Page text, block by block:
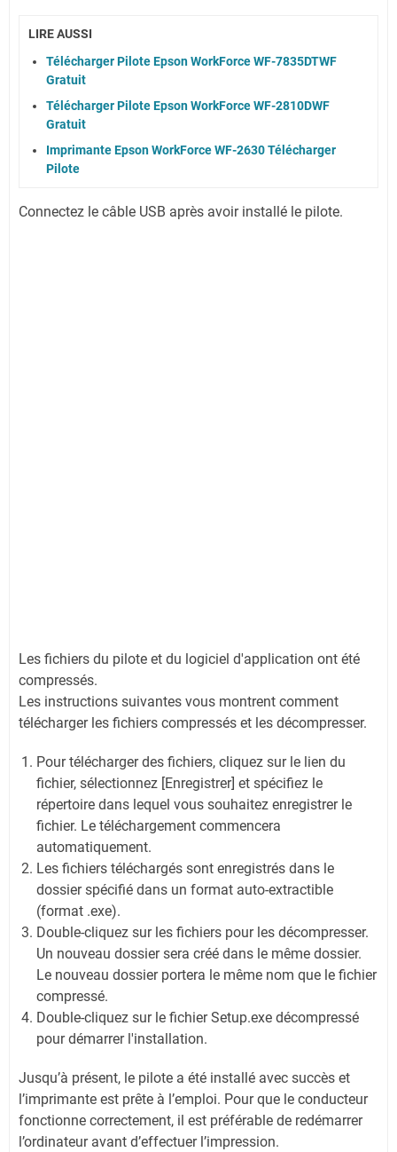
LIRE AUSSI
Télécharger Pilote Epson WorkForce WF-7835DTWF
Gratuit
Télécharger Pilote Epson WorkForce WF-2810DWF
Gratuit
Imprimante Epson WorkForce WF-2630 Télécharger
Pilote
Connectez le câble USB après avoir installé le pilote.
Les fichiers du pilote et du logiciel d'application ont été
compressés.
Les instructions suivantes vous montrent comment
télécharger les fichiers compressés et les décompresser.
Pour télécharger des fichiers, cliquez sur le lien du
fichier, sélectionnez [Enregistrer] et spécifiez le
répertoire dans lequel vous souhaitez enregistrer le
fichier. Le téléchargement commencera
automatiquement.
Les fichiers téléchargés sont enregistrés dans le
dossier spécifié dans un format auto-extractible
(format .exe).
Double-cliquez sur les fichiers pour les décompresser.
Un nouveau dossier sera créé dans le même dossier.
Le nouveau dossier portera le même nom que le fichier
compressé.
Double-cliquez sur le fichier Setup.exe décompressé
pour démarrer l'installation.
Jusqu’à présent, le pilote a été installé avec succès et
l’imprimante est prête à l’emploi. Pour que le conducteur
fonctionne correctement, il est préférable de redémarrer
l’ordinateur avant d’effectuer l’impression.